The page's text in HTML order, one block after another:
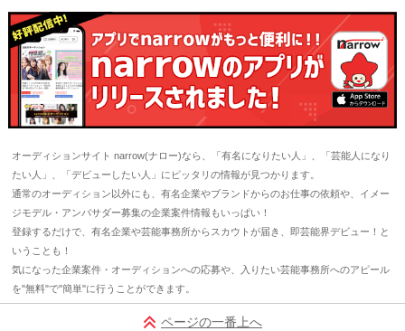
オーディションサイト narrow(ナロー)なら、「有名になりたい人」、「芸能人になり
たい人」、「デビューしたい人」にピッタリの情報が見つかります。
通常のオーディション以外にも、有名企業やブランドからのお仕事の依頼や、イメー
ジモデル・アンバサダー募集の企業案件情報もいっぱい！
登録するだけで、有名企業や芸能事務所からスカウトが届き、即芸能界デビュー！と
いうことも！
気になった企業案件・オーディションへの応募や、入りたい芸能事務所へのアピール
を"無料"で"簡単"に行うことができます。
ページの一番上へ